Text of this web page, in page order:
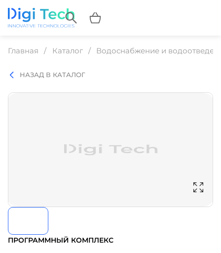
Главная Каталог Водоснабжение и
НАЗАД В КАТАЛОГ
ПРОГРАММНЫЙ КОМПЛЕКС